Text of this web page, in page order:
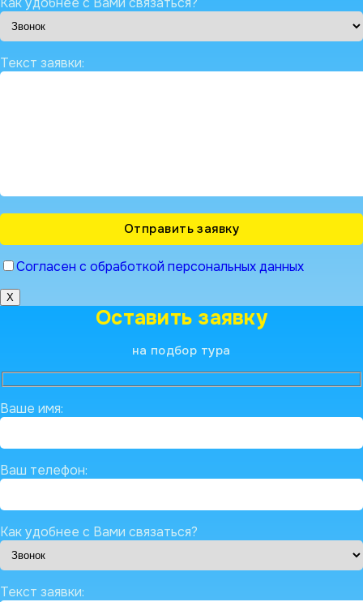
Текст заявки:
Согласен с обработкой персональных данных
X
Оставить заявку
на подбор тура
Ваше имя:
Ваш телефон:
Как удобнее с Вами связаться?
Текст заявки: